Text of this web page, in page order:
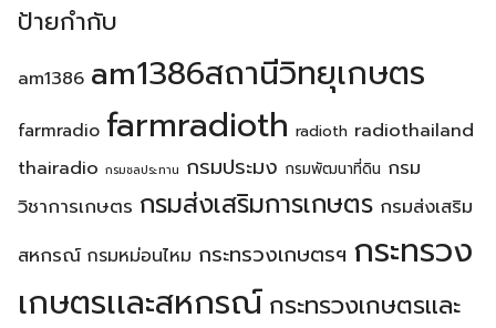
ป้ายกำกับ
am1386 am1386สถานีวิทยุเกษตร
farmradio farmradioth radioth radiothailand
thairadio กรมชลประทาน กรมประมง กรมพัฒนาที่ดิน กรม
วิชาการเกษตร กรมส่งเสริมการเกษตร กรมส่งเสริม
สหกรณ์ กรมหม่อนไหม กระทรวงเกษตรฯ กระทรวง
เกษตรเเละสหกรณ์ กระทรวงเกษตรเเละ